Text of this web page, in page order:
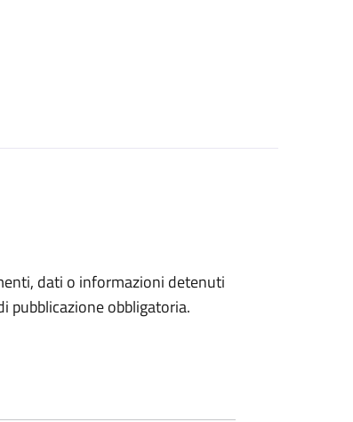
dati o informazioni detenuti
pubblicazione obbligatoria.